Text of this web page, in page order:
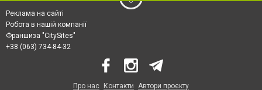
Реклама на сайті
Робота в нашій компанії
Франшиза "CitySites"
+38 (063) 734-84-32
Про нас Контакти Автори проєкту